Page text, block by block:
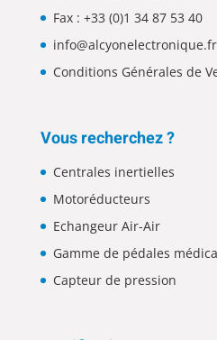
Fax : +33 (0)1 34 87 53 40
info@alcyonelectronique.fr
Conditions Générales de
Vous recherchez ?
Centrales inertielles
Motoréducteurs
Echangeur Air-Air
Gamme de pédales
Capteur de pression